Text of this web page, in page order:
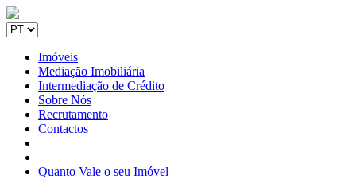
Imóveis
Mediação Imobiliária
Intermediação de Crédito
Sobre Nós
Recrutamento
Contactos
Quanto Vale o seu Imóvel